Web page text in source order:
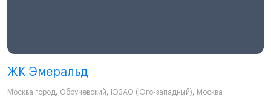
ЖК Эмеральд
Москва город, Обручевский, ЮЗАО (Юго-западный), Москва